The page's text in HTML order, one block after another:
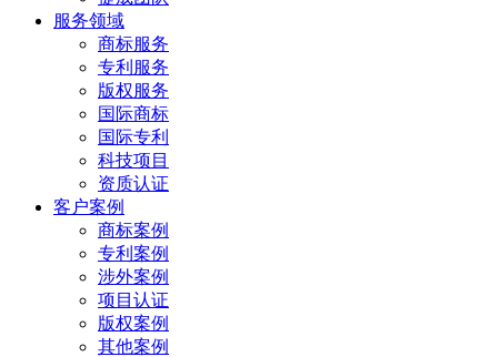
服务领域
商标服务
专利服务
版权服务
国际商标
国际专利
科技项目
资质认证
客户案例
商标案例
专利案例
涉外案例
项目认证
版权案例
其他案例